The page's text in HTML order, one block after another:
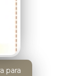
para